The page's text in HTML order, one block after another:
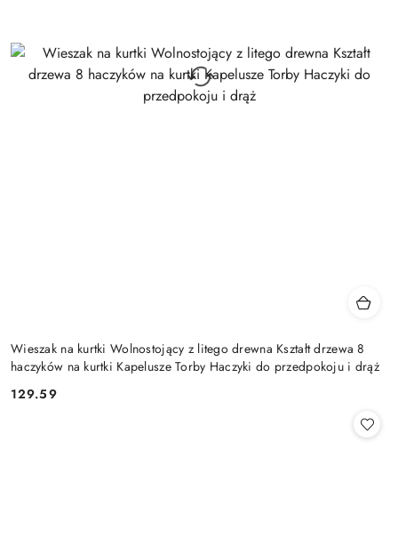
Wieszak na kurtki Wolnostojący z litego drewna Kształt drzewa 8
haczyków na kurtki Kapelusze Torby Haczyki do przedpokoju i drąż
Cena:
129.59